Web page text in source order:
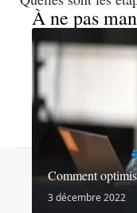
À ne pas
Comment
3 décembre 2022©